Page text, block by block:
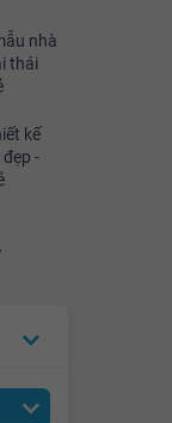
nhà
thái
kế
-